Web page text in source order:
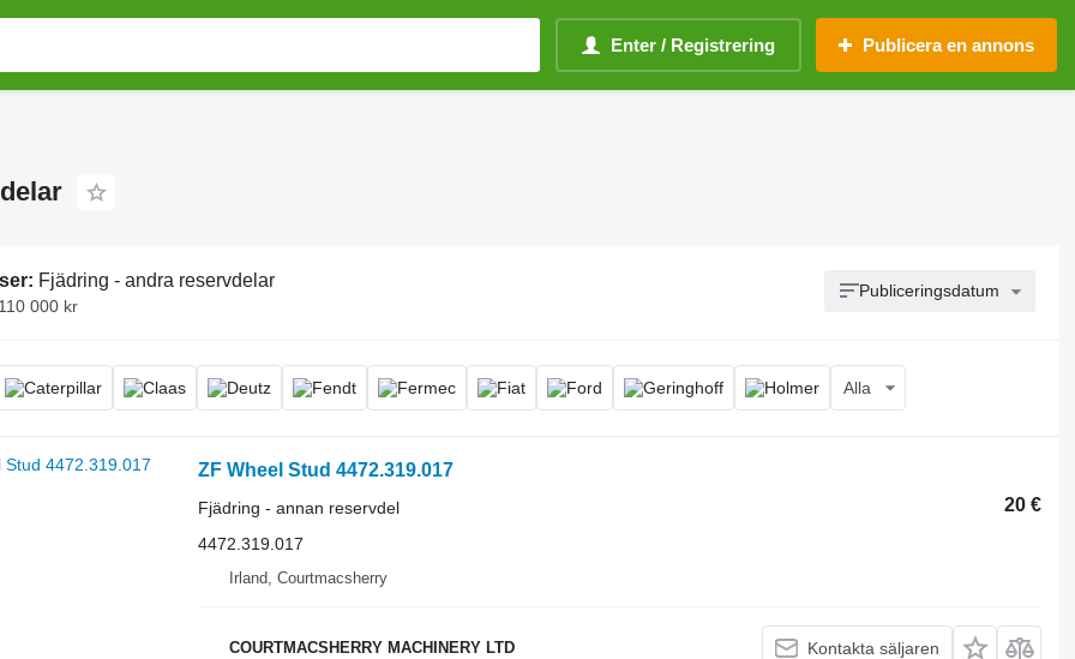
Enter / Registrering Publicera en annons
Fjädring - andra reservdelar
000 kr
Publiceringsdatum
Alla
ZF Wheel Stud 4472.319.017
20 €
Fjädring - annan reservdel
4472.319.017
Irland, Courtmacsherry
COURTMACSHERRY MACHINERY LTD Kontakta säljaren